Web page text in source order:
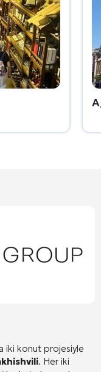
iki konut projesiyle
. Her iki